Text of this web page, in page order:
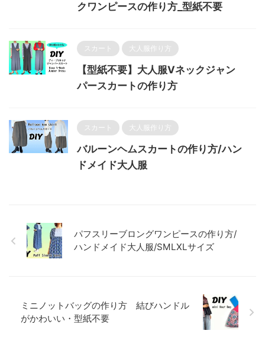
クワンピースの作り方_型紙不要
スカート 大人服作り方
【型紙不要】大人服Vネックジャン
パースカートの作り方
スカート 大人服作り方
バルーンヘムスカートの作り方/ハン
ドメイド大人服
パフスリーブロングワンピースの作り方/
ハンドメイド大人服/SMLXLサイズ
ミニノットバッグの作り方 結びハンドル
がかわいい・型紙不要